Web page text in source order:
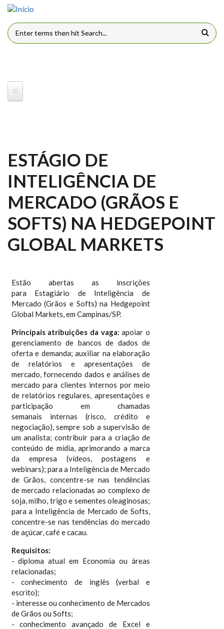
Pular para o conteúdo principal
FORMULÁRIO DE BUSCA
ESTÁGIO DE
INTELIGÊNCIA DE
MERCADO (GRÃOS E
SOFTS) NA HEDGEPOINT
GLOBAL MARKETS
Estão abertas as inscrições
para Estagiário de Inteligência de
Mercado (Grãos e Softs) na Hedgepoint
Global Markets, em Campinas/SP.
Principais atribuições da vaga:apoiar o
gerenciamento de bancos de dados de
oferta e demanda; auxiliar na elaboração
de relatórios e apresentações de
mercado, fornecendo dados e análises de
mercado para clientes internos por meio
de relatórios regulares, apresentações e
participação em chamadas
semanais internas (risco, crédito e
negociação), sempre sob a supervisão de
um analista; contribuir para a criação de
conteúdo de mídia, aprimorando a marca
da empresa (vídeos, postagens e
webinars); para a Inteligência de Mercado
de Grãos, concentre-se nas tendências
de mercado relacionadas ao complexo de
soja, milho, trigo e sementes oleaginosas;
para a Inteligência de Mercado de Softs,
concentre-se nas tendências do mercado
de açúcar, café e cacau.
Requisitos:
- diploma atual em Economia ou áreas
relacionadas;
- conhecimento de inglês (verbal e
escrito);
- interesse ou conhecimento de Mercados
de Grãos ou Softs;
- conhecimento avançado de Excel e